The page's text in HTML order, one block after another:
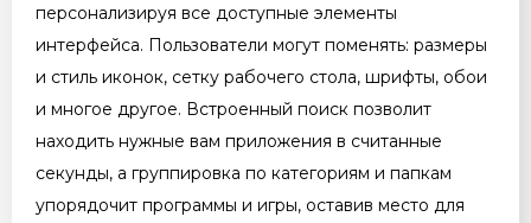
персонализируя все доступные элементы
интерфейса. Пользователи могут поменять: размеры
и стиль иконок, сетку рабочего стола, шрифты, обои
и многое другое. Встроенный поиск позволит
находить нужные вам приложения в считанные
секунды, а группировка по категориям и папкам
упорядочит программы и игры, оставив место для